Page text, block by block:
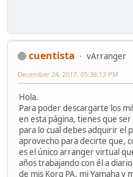
cuentista
vArranger
December 24, 2017, 05:38:13 PM
Hola.
Para poder descargarte los
en esta página, tienes que
para lo cual debes adquirir el
aprovecho para decirte que,
es el único arranger virtual
años trabajando con él a
de mis Korg PA, mi Yamaha y